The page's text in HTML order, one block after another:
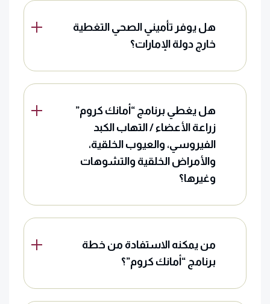
هل يوفر تأميني الصحي التغطية
خارج دولة الإمارات؟
هل يغطي برنامج “أمانك كروم”
زراعة الأعضاء / التهاب الكبد
الفيروسي، والعيوب الخلقية،
والأمراض الخلقية والتشوهات
وغيرها؟
من يمكنه الاستفادة من خطة
برنامج “أمانك كروم”؟